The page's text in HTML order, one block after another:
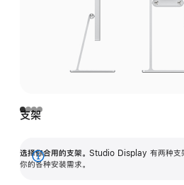
支架
选择你合用的支架。 Studio Display 有两种支
你的各种安装需求。
展